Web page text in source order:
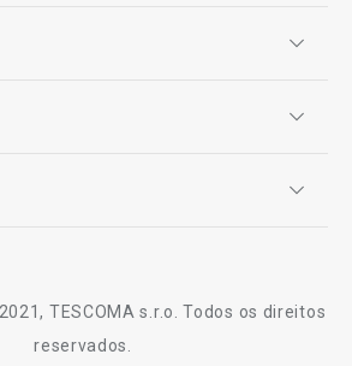
TESCOMA s.r.o. Todos os direitos
reservados.